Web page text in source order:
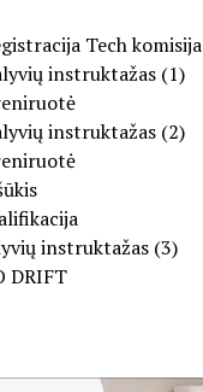
Tech komisija
instruktažas (1)
instruktažas (2)
instruktažas (3)
DRIFT